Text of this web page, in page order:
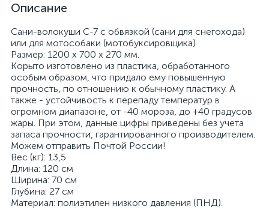
Описание
Сани-волокуши С-7 c обвязкой (сани для снегохода)
или для мотособаки (мотобуксировщика)
Размер: 1200 х 700 х 270 мм.
Корыто изготовлено из пластика, обработанного
особым образом, что придало ему повышенную
прочность, по отношению к обычному пластику. А
также - устойчивость к перепаду температур в
огромном диапазоне, от -40 мороза, до +40 градусов
жары. При этом, данные цифры приведены без учета
запаса прочности, гарантированного производителем.
Можем отправить Почтой России!
Вес (кг): 13,5
Длина: 120 см
Ширина: 70 см
Глубина: 27 см
Материал: полиэтилен низкого давления (ПНД).